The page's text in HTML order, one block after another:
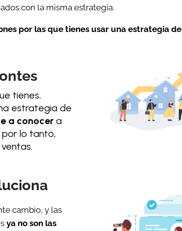
con la misma estrategia.
por las que tienes usar una estrategia de
tienes,
estrategia de
a conocera
por lo tanto,
cambio, y las
ya no son las